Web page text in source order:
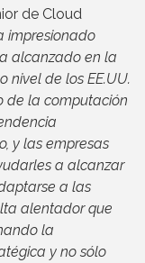
de Cloud
impresionado
alcanzado en la
nivel de los EE.UU.
de la computación
y las empresas
a alcanzar
a las
alentador que
la
y no sólo